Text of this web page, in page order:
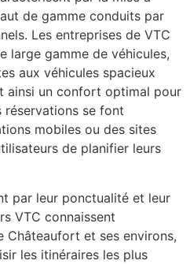
de gamme conduits par
Les entreprises de VTC
large gamme de véhicules,
aux véhicules spacieux
ainsi un confort optimal pour
réservations se font
mobiles ou des sites
de planifier leurs
par leur ponctualité et leur
VTC connaissent
Châteaufort et ses environs,
les itinéraires les plus